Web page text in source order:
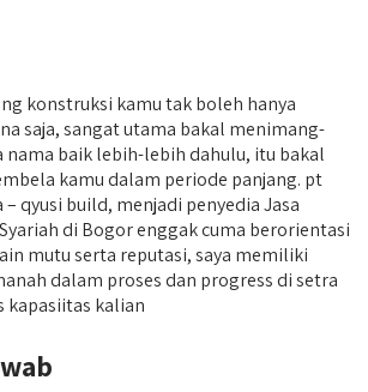
konstruksi kamu tak boleh hanya
saja, sangat utama bakal menimang-
baik lebih-lebih dahulu, itu bakal
kamu dalam periode panjang. pt
qyusi build, menjadi penyedia Jasa
di Bogor enggak cuma berorientasi
mutu serta reputasi, saya memiliki
dalam proses dan progress di setra
kapasiitas kalian